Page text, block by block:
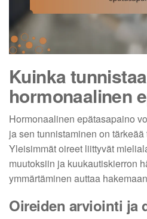
Kuinka tunnistaa
hormonaalinen
Hormonaalinen epätasapaino
ja sen tunnistaminen on
Yleisimmät oireet liittyvät
muutoksiin ja kuukautiskierron
ymmärtäminen auttaa
Oireiden arviointi ja